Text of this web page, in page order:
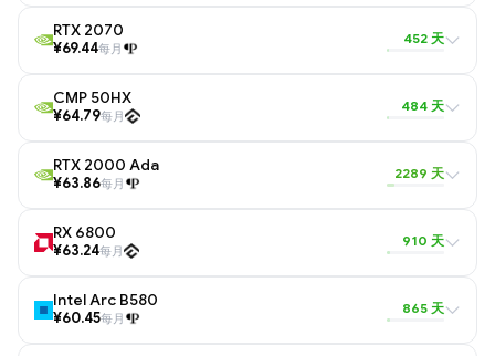
RTX 2070
¥69.44每月
452 天
CMP 50HX
¥64.79每月
484 天
RTX 2000 Ada
¥63.86每月
2289 天
RX 6800
¥63.24每月
910 天
Intel Arc B580
¥60.45每月
865 天